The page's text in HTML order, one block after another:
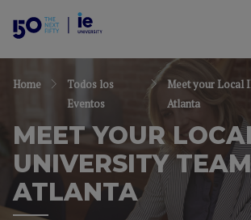
Home
Todos los
Eventos
Meet your Local
Atlanta
MEET YOUR
UNIVERSITY
ATLANTA